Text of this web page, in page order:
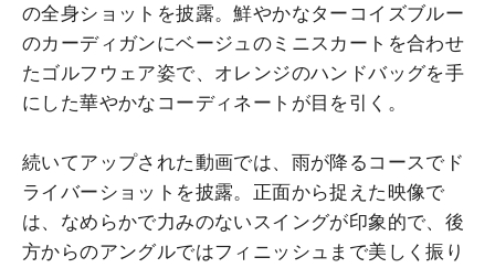
の全身ショットを披露。鮮やかなターコイズブルー
のカーディガンにベージュのミニスカートを合わせ
たゴルフウェア姿で、オレンジのハンドバッグを手
にした華やかなコーディネートが目を引く。
続いてアップされた動画では、雨が降るコースでド
ライバーショットを披露。正面から捉えた映像で
は、なめらかで力みのないスイングが印象的で、後
方からのアングルではフィニッシュまで美しく振り